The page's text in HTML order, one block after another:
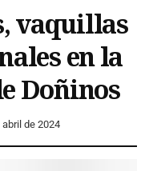
vaquillas
en la
Doñinos
abril de 2024